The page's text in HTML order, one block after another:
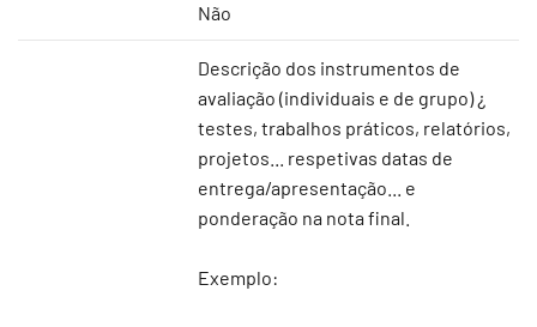
Não
Descrição dos instrumentos de
avaliação (individuais e de grupo) ¿
testes, trabalhos práticos, relatórios,
projetos... respetivas datas de
entrega/apresentação... e
ponderação na nota final.
Exemplo: